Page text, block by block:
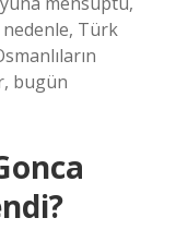
nedenle, Türk
bugün